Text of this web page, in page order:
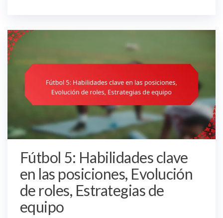
Fútbol 5: Habilidades clave
en las posiciones, Evolución
de roles, Estrategias de
equipo